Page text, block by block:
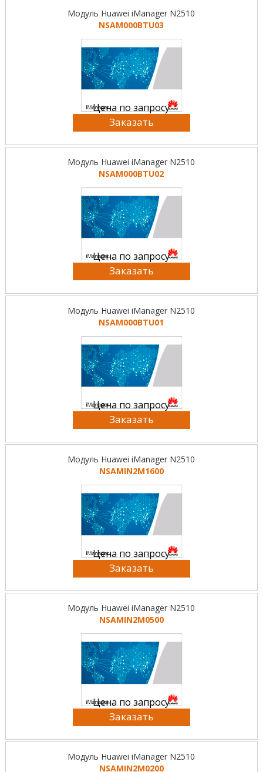
Модуль Huawei iManager N2510
NSAM000BTU03
Цена по запросу
Заказать
Модуль Huawei iManager N2510
NSAM000BTU02
Цена по запросу
Заказать
Модуль Huawei iManager N2510
NSAM000BTU01
Цена по запросу
Заказать
Модуль Huawei iManager N2510
NSAMIN2M1600
Цена по запросу
Заказать
Модуль Huawei iManager N2510
NSAMIN2M0500
Цена по запросу
Заказать
Модуль Huawei iManager N2510
NSAMIN2M0200